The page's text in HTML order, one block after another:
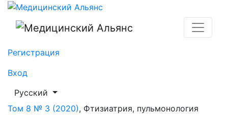
Ресурсы для формирования приверженности к
Регистрация
Вход
##plugins.themes.healthSciences.language.toggle##
Русский
Том 8 № 3 (2020), Фтизиатрия, пульмонология